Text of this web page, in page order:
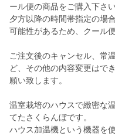
ール便の商品をご購入下さい
夕方以降の時間帯指定の場
可能性があるため、クール
ご注文後のキャンセル、常
ど、その他の内容変更はで
願い致します。
温室栽培のハウスで緻密な
てたさくらんぼです。
ハウス加温機という機器を